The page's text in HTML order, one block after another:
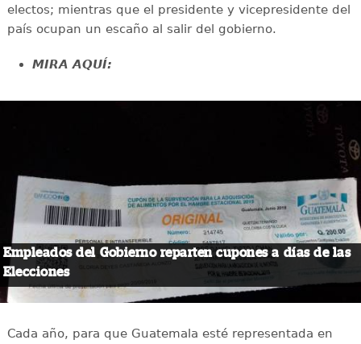
electos; mientras que el presidente y vicepresidente del
país ocupan un escaño al salir del gobierno.
MIRA AQUÍ:
Empleados del Gobierno reparten cupones a días de las
Elecciones
Cada año, para que Guatemala esté representada en